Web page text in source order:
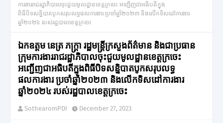
ការងាររាជរដ្ឋាភិបាលចុះជួយមូលដ្ឋានខេត្តក្រចេះ អញ្ជើញជាអធិបតីក្នុង
ពិធីបិទសន្និបាតបូកសរុបលទ្ធផលការងារ ប្រចាំឆ្នាំ២០២៣ និងលើកទិសដៅការងារ
ឆ្នាំ២០២៤ របស់រដ្ឋបាលខេត្តក្រចេះ
ឯកឧត្តម នេត្រ ភក្ត្រា រដ្ឋមន្រ្តីក្រសួងព័ត៌មាន និងជាប្រធាន
ក្រុមការងាររាជរដ្ឋាភិបាលចុះជួយមូលដ្ឋានខេត្តក្រចេះ
អញ្ជើញជាអធិបតីក្នុងពិធីបិទសន្និបាតបូកសរុបលទ្ធ
ផលការងារ ប្រចាំឆ្នាំ២០២៣ និងលើកទិសដៅការងារ
ឆ្នាំ២០២៤ របស់រដ្ឋបាលខេត្តក្រចេះ
SothearomPDI December 27, 2023